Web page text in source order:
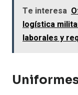
Te interesa
logística
laborales y